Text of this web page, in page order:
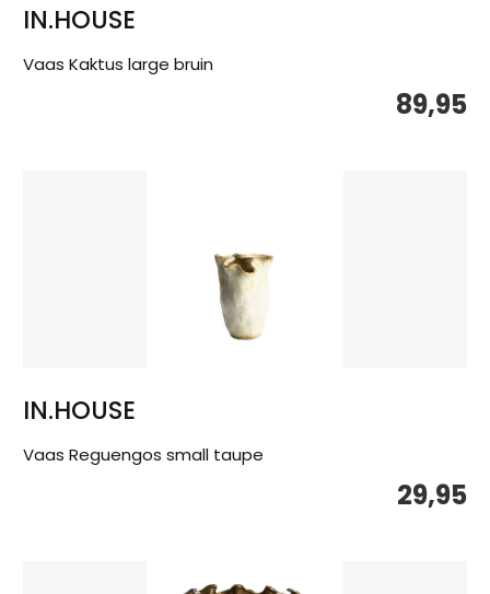
IN.HOUSE
Vaas Kaktus large bruin
89,95
IN.HOUSE
Vaas Reguengos small taupe
29,95